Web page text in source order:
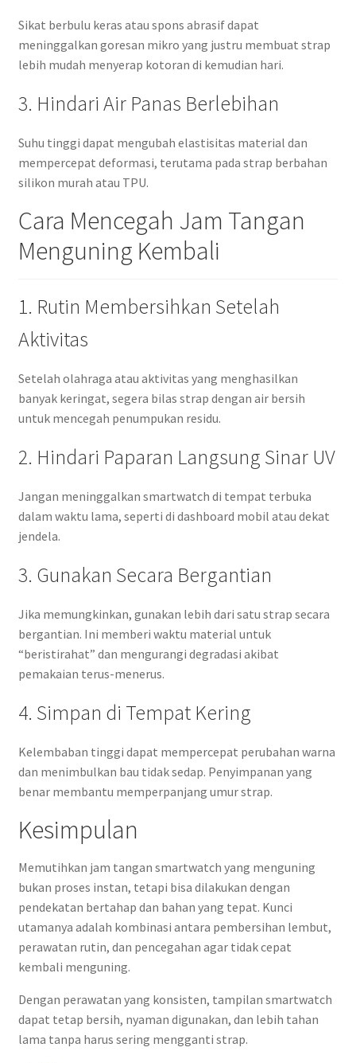
Sikat berbulu keras atau spons abrasif dapat
meninggalkan goresan mikro yang justru membuat strap
lebih mudah menyerap kotoran di kemudian hari.
3. Hindari Air Panas Berlebihan
Suhu tinggi dapat mengubah elastisitas material dan
mempercepat deformasi, terutama pada strap berbahan
silikon murah atau TPU.
Cara Mencegah Jam Tangan
Menguning Kembali
1. Rutin Membersihkan Setelah
Aktivitas
Setelah olahraga atau aktivitas yang menghasilkan
banyak keringat, segera bilas strap dengan air bersih
untuk mencegah penumpukan residu.
2. Hindari Paparan Langsung Sinar UV
Jangan meninggalkan smartwatch di tempat terbuka
dalam waktu lama, seperti di dashboard mobil atau dekat
jendela.
3. Gunakan Secara Bergantian
Jika memungkinkan, gunakan lebih dari satu strap secara
bergantian. Ini memberi waktu material untuk
“beristirahat” dan mengurangi degradasi akibat
pemakaian terus-menerus.
4. Simpan di Tempat Kering
Kelembaban tinggi dapat mempercepat perubahan warna
dan menimbulkan bau tidak sedap. Penyimpanan yang
benar membantu memperpanjang umur strap.
Kesimpulan
Memutihkan jam tangan smartwatch yang menguning
bukan proses instan, tetapi bisa dilakukan dengan
pendekatan bertahap dan bahan yang tepat. Kunci
utamanya adalah kombinasi antara pembersihan lembut,
perawatan rutin, dan pencegahan agar tidak cepat
kembali menguning.
Dengan perawatan yang konsisten, tampilan smartwatch
dapat tetap bersih, nyaman digunakan, dan lebih tahan
lama tanpa harus sering mengganti strap.